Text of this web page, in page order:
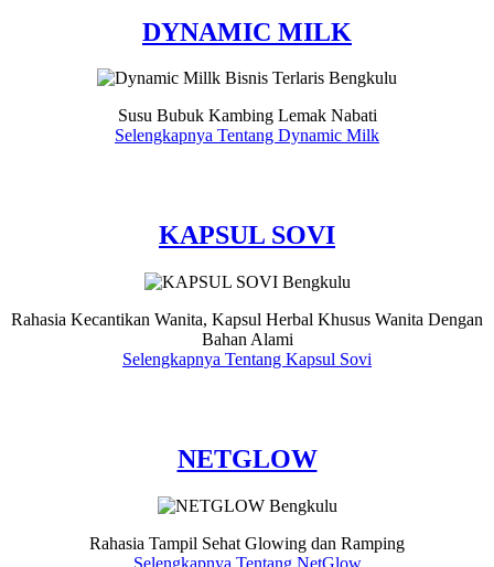
DYNAMIC MILK
Susu Bubuk Kambing Lemak Nabati
Selengkapnya Tentang Dynamic Milk
KAPSUL SOVI
Rahasia Kecantikan Wanita, Kapsul Herbal Khusus Wanita Dengan
Bahan Alami
Selengkapnya Tentang Kapsul Sovi
NETGLOW
Rahasia Tampil Sehat Glowing dan Ramping